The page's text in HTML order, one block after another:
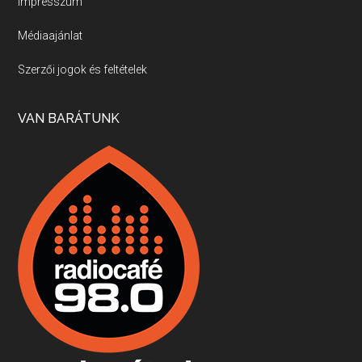
Villány, kékfrankos, Jackfall
Apr 17, 2026 • 00:35:38
Boston, teadélután, bab és homár
Apr 9, 2026 • 00:37:17
Fermentáljunk, a testünk meghálálja!
Apr 3, 2026 • 00:36:07
Médiaajánlat
Szerzői jogok és feltételek
VAN BARÁTUNK